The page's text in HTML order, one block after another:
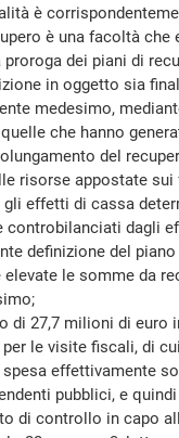
è
è una facoltà
proroga dei piani di
in oggetto sia
medesimo,
che hanno
del
risorse appostate sui
di cassa
controbilanciati dagli
definizione del
le somme da
milioni di euro in
le visite fiscali, di
effettivamente
pubblici, e
di controllo in capo